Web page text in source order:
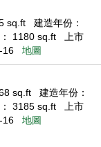
sq.ft
建造年份：
1180 sq.ft
上市
16
地圖
sq.ft
建造年份：
3185 sq.ft
上市
16
地圖